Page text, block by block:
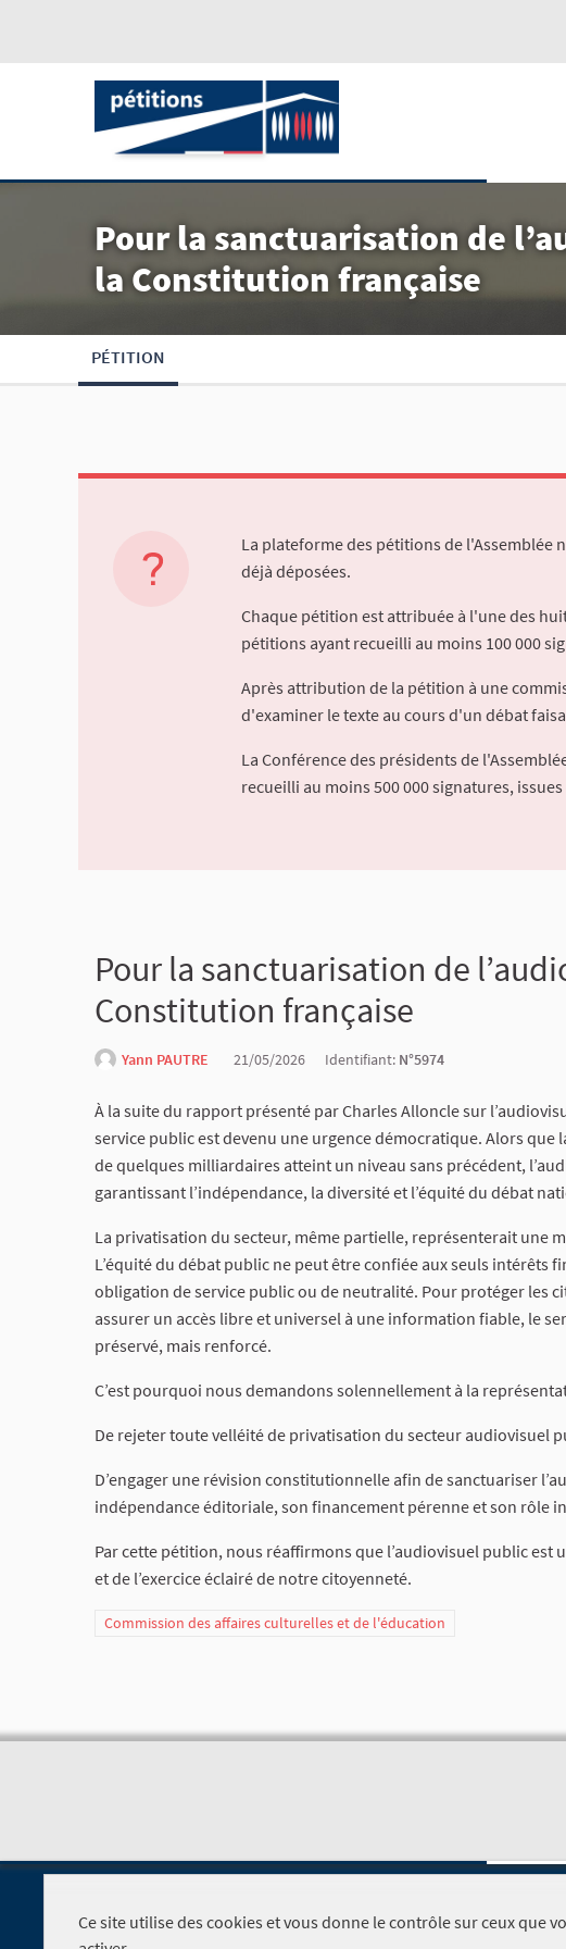
Pour la sanctuarisation de
la Constitution française
PÉTITION
La plateforme des pétitions de l'Assemblée
déjà déposées.
Chaque pétition est attribuée à l'une des
pétitions ayant recueilli au moins 100 000
Après attribution de la pétition à une
d'examiner le texte au cours d'un débat
La Conférence des présidents de
recueilli au moins 500 000 signatures,
Pour la sanctuarisation de
Constitution française
Yann PAUTRE 21/05/2026 Identifiant: N°5974
À la suite du rapport présenté par Charles Alloncle sur
service public est devenu une urgence démocratique. Alors
de quelques milliardaires atteint un niveau sans précédent,
garantissant l’indépendance, la diversité et l’équité du débat
La privatisation du secteur, même partielle, représenterait une
L’équité du débat public ne peut être confiée aux seuls intérêts
obligation de service public ou de neutralité. Pour protéger les
assurer un accès libre et universel à une information fiable, le
préservé, mais renforcé.
C’est pourquoi nous demandons solennellement à la
De rejeter toute velléité de privatisation du secteur audiovisuel
D’engager une révision constitutionnelle afin de sanctuariser
indépendance éditoriale, son financement pérenne et son rôle
Par cette pétition, nous réaffirmons que l’audiovisuel public
et de l’exercice éclairé de notre citoyenneté.
Commission des affaires culturelles et de l'éducation
Ce site utilise des cookies et vous donne le contrôle sur ceux que